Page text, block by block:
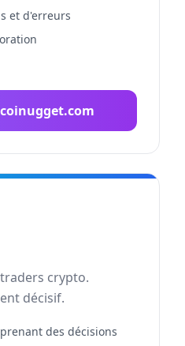
et d'erreurs
crypto.
décisif.
des décisions